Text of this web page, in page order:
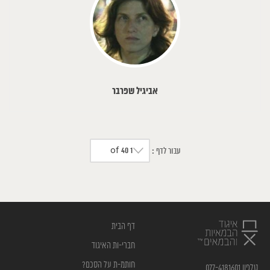
אביגיל שפרבר
עבור לדף : 1 of 40
דף הבית
חברי-ות האיגוד
חותמ-ת על הסכם?